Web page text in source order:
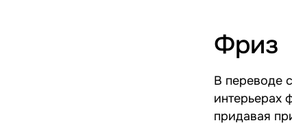
Фриз
В переводе
интерьерах
придавая